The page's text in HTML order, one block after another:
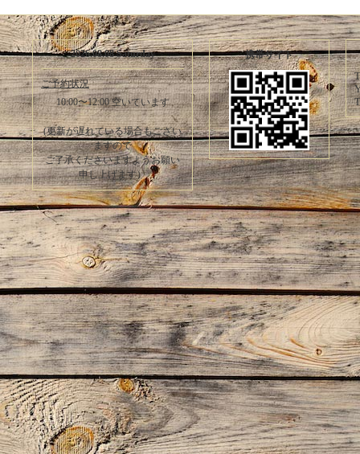
2026.08.08 Saturday
ご予約状況
10:00〜12:00 空いています
(更新が遅れている場合もござい
ますので
ご了承くださいますようお願い
申し上げます）
携帯サイト